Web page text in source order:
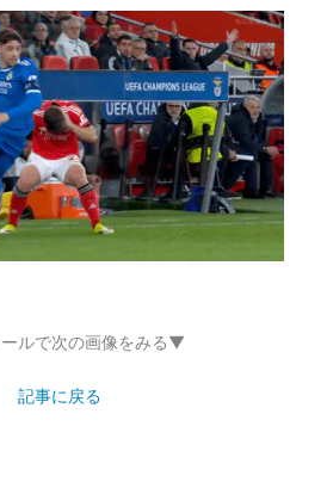
ルで次の画像をみる▼
記事に戻る